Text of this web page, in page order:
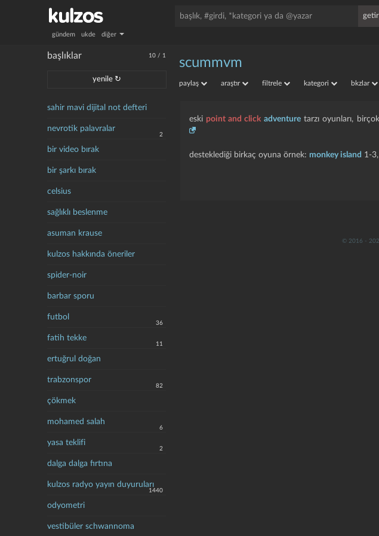
gündem ukde diğer
10 / 1
başlıklar
yenile ↻
sahir mavi dijital not defteri
nevrotik palavralar
2
bir video bırak
bir şarkı bırak
celsius
sağlıklı beslenme
asuman krause
kulzos hakkında öneriler
spider-noir
barbar sporu
futbol
36
fatih tekke
11
ertuğrul doğan
trabzonspor
82
çökmek
mohamed salah
6
yasa teklifi
2
dalga dalga fırtına
kulzos radyo yayın duyuruları
1440
odyometri
vestibüler schwannoma
scummvm
paylaş araştır filtrele kategori bkzlar
eski point and click adventure tarzı oyunları,
desteklediği birkaç oyuna örnek: monkey island 1-
© 2016 -